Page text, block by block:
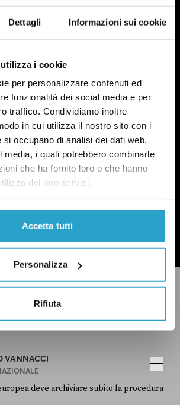
Dettagli Informazioni sui cookie
i cookie
per personalizzare contenuti ed
funzionalità dei social media e per
traffico. Condividiamo inoltre
in cui utilizza il nostro sito con i
si occupano di analisi dei dati web,
media, i quali potrebbero combinarle
che ha fornito loro o che hanno
dei loro servizi.
Accetta tutti
Personalizza
Rifiuta
UN CERTO GENERE
proviamo a capire perché le
sono anche una questione
esempio.
dell’informativa privacy
VANNACCI
deve archiviare subito la procedura